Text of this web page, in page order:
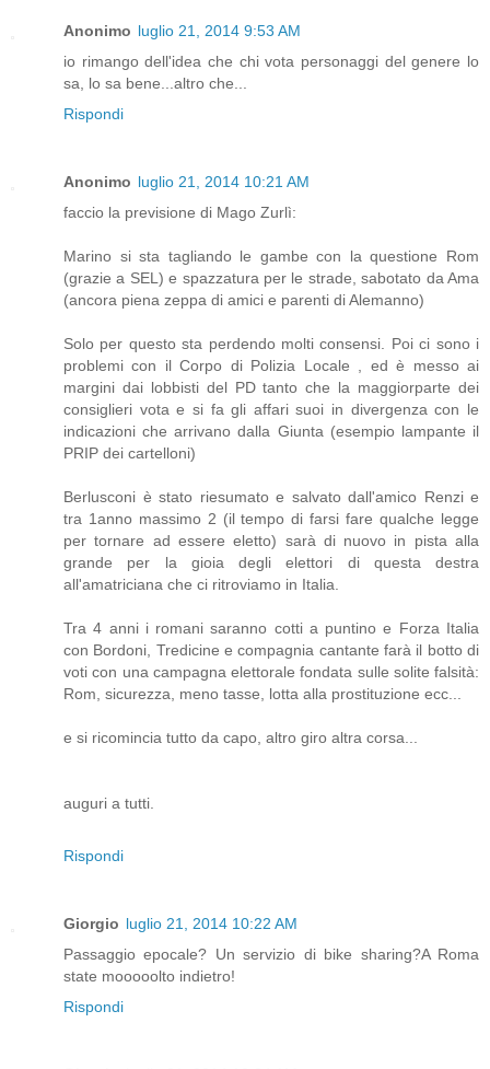
Anonimo luglio 21, 2014 9:53 AM
io rimango dell'idea che chi vota personaggi del genere lo
sa, lo sa bene...altro che...
Rispondi
Anonimo luglio 21, 2014 10:21 AM
faccio la previsione di Mago Zurlì:
Marino si sta tagliando le gambe con la questione Rom
(grazie a SEL) e spazzatura per le strade, sabotato da Ama
(ancora piena zeppa di amici e parenti di Alemanno)
Solo per questo sta perdendo molti consensi. Poi ci sono i
problemi con il Corpo di Polizia Locale , ed è messo ai
margini dai lobbisti del PD tanto che la maggiorparte dei
consiglieri vota e si fa gli affari suoi in divergenza con le
indicazioni che arrivano dalla Giunta (esempio lampante il
PRIP dei cartelloni)
Berlusconi è stato riesumato e salvato dall'amico Renzi e
tra 1anno massimo 2 (il tempo di farsi fare qualche legge
per tornare ad essere eletto) sarà di nuovo in pista alla
grande per la gioia degli elettori di questa destra
all'amatriciana che ci ritroviamo in Italia.
Tra 4 anni i romani saranno cotti a puntino e Forza Italia
con Bordoni, Tredicine e compagnia cantante farà il botto di
voti con una campagna elettorale fondata sulle solite falsità:
Rom, sicurezza, meno tasse, lotta alla prostituzione ecc...
e si ricomincia tutto da capo, altro giro altra corsa...
auguri a tutti.
Rispondi
Giorgio luglio 21, 2014 10:22 AM
Passaggio epocale? Un servizio di bike sharing?A Roma
state mooooolto indietro!
Rispondi